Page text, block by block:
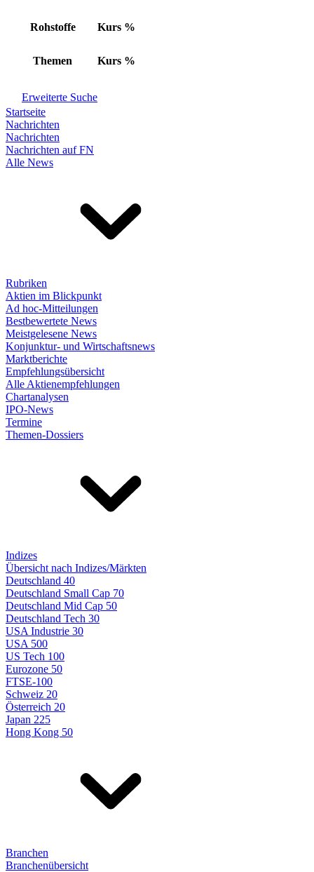
Rohstoffe Kurs %
Themen Kurs %
Erweiterte Suche
Startseite
Nachrichten
Nachrichten
Nachrichten auf FN
Alle News
Rubriken
Aktien im Blickpunkt
Ad hoc-Mitteilungen
Bestbewertete News
Meistgelesene News
Konjunktur- und Wirtschaftsnews
Marktberichte
Empfehlungsübersicht
Alle Aktienempfehlungen
Chartanalysen
IPO-News
Termine
Themen-Dossiers
Indizes
Übersicht nach Indizes/Märkten
Deutschland 40
Deutschland Small Cap 70
Deutschland Mid Cap 50
Deutschland Tech 30
USA Industrie 30
USA 500
US Tech 100
Eurozone 50
FTSE-100
Schweiz 20
Österreich 20
Japan 225
Hong Kong 50
Branchen
Branchenübersicht